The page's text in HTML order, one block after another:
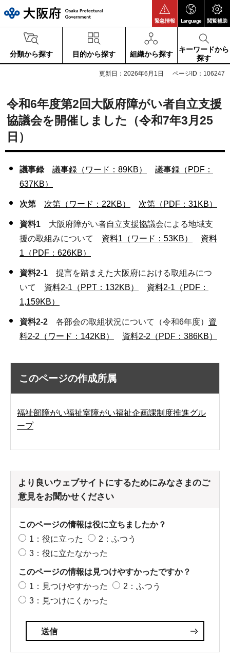
緊急情報 Language 閲覧補助
分類から探す 目的から探す 組織から探す
キーワードから
探す
更新日：2026年6月1日 ページID：106247
令和6年度第2回大阪府障がい者自立支援
協議会を開催しました（令和7年3月25
日）
議事録 議事録（ワード：89KB）
議事録（PDF：
637KB）
次第 次第（ワード：22KB） 次第（PDF：31KB）
資料1 大阪府障がい者自立支援協議会による地域支
援の取組みについて 資料1（ワード：53KB）
資料
1（PDF：626KB）
資料2-1 提言を踏まえた大阪府における取組みにつ
いて 資料2-1（PPT：132KB）
資料2-1（PDF：
1,159KB）
資料2-2 各部会の取組状況について（令和6年度） 資
料2-2（ワード：142KB）
資料2-2（PDF：386KB）
このページの作成所属
福祉部障がい福祉室障がい福祉企画課制度推進グル
ープ
より良いウェブサイトにするためにみなさまのご
意見をお聞かせください
このページの情報は役に立ちましたか？
1：役に立った
2：ふつう
3：役に立たなかった
このページの情報は見つけやすかったですか？
1：見つけやすかった
2：ふつう
3：見つけにくかった